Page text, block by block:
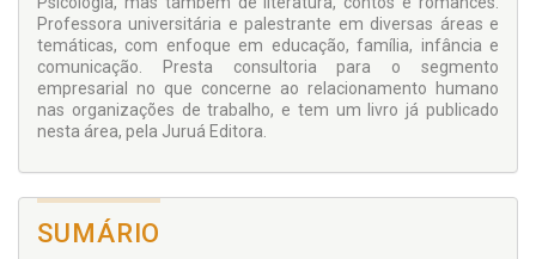
Professora universitária e palestrante em diversas áreas e
temáticas, com enfoque em educação, família, infância e
comunicação. Presta consultoria para o segmento
empresarial no que concerne ao relacionamento humano
nas organizações de trabalho, e tem um livro já publicado
nesta área, pela Juruá Editora.
SUMÁRIO